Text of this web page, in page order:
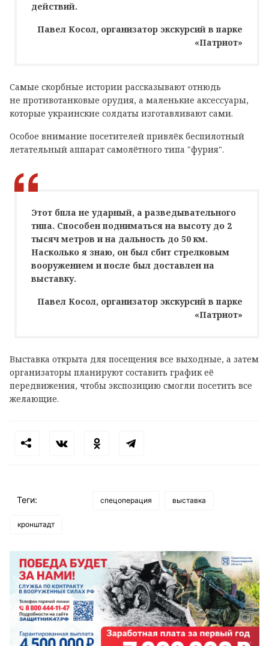
действий.
Павел Косол, организатор экскурсий в парке
«Патриот»
Самые скорбные истории рассказывают отнюдь
не противотанковые орудия, а маленькие аксессуары,
которые украинские солдаты изготавливают сами.
Особое внимание посетителей привлёк беспилотный
летательный аппарат самолётного типа "фурия".
Этот бпла не ударный, а разведывательного
типа. Способен подниматься на высоту до 2
тысяч метров и на дальность до 50 км.
Насколько я знаю, он был сбит стрелковым
вооружением и после был доставлен на
выставку.
Павел Косол, организатор экскурсий в парке
«Патриот»
Выставка открыта для посещения все выходные, а затем
организаторы планируют составить график её
передвижения, чтобы экспозицию смогли посетить все
желающие.
Теги: спецоперация выставка
кронштадт